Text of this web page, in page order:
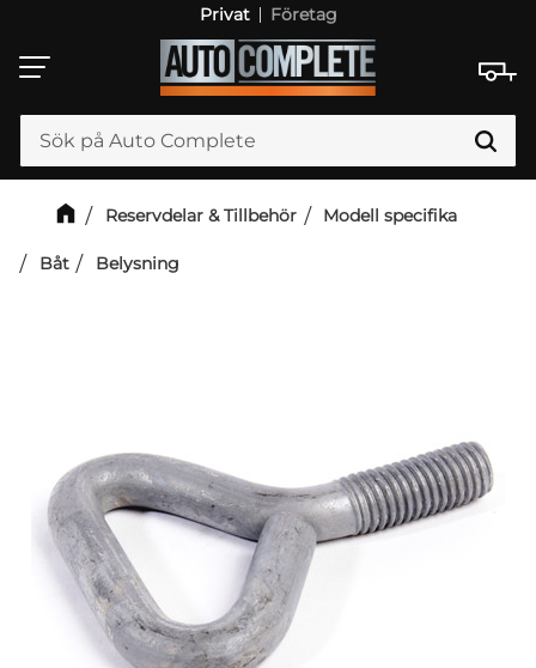
Meny
Privat Företag
Reservdelar & Tillbehör Modell specifika
Båt Belysning